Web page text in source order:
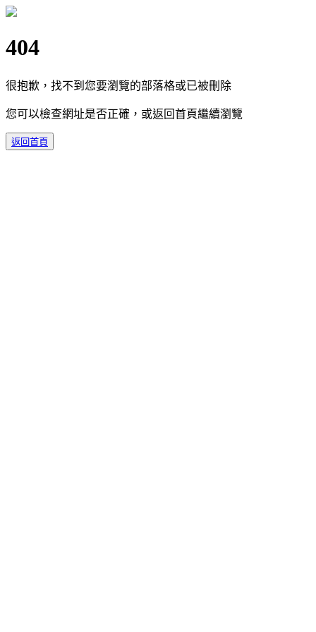
404
很抱歉，找不到您要瀏覽的部落格或已被刪除
您可以檢查網址是否正確，或返回首頁繼續瀏覽
返回首頁